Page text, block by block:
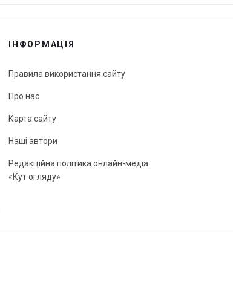
ІНФОРМАЦІЯ
Правила використання сайту
Про нас
Карта сайту
Наші автори
Редакційна політика онлайн-медіа
«Кут огляду»